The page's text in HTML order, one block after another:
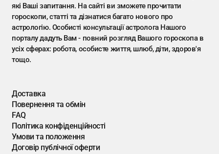
які Ваші запитання. На сайті ви зможете прочитати
гороскопи, статті та дізнатися багато нового про
астрологію. Особисті консультації астролога Нашого
порталу дадуть Вам - повний розгляд Вашого гороскопа в
усіх сферах: робота, особисте життя, шлюб, діти, здоров'я
тощо.
Доставка
Повернення та обмін
FAQ
Політика конфіденційності
Умови та положення
Договір публічної оферти